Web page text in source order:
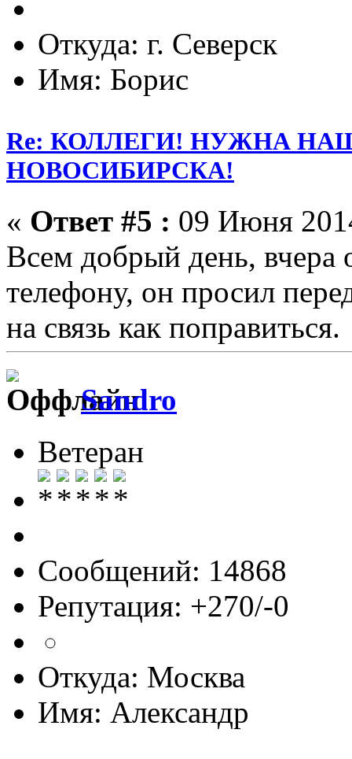
Откуда: г. Северск
Имя: Борис
Re: КОЛЛЕГИ! НУЖНА
НОВОСИБИРСКА!
« Ответ #5 : 09 Июня
Всем добрый день, вчера
телефону, он просил
на связь как поправиться.
Sandro
Ветеран
Сообщений: 14868
Репутация: +270/-0
Откуда: Москва
Имя: Александр